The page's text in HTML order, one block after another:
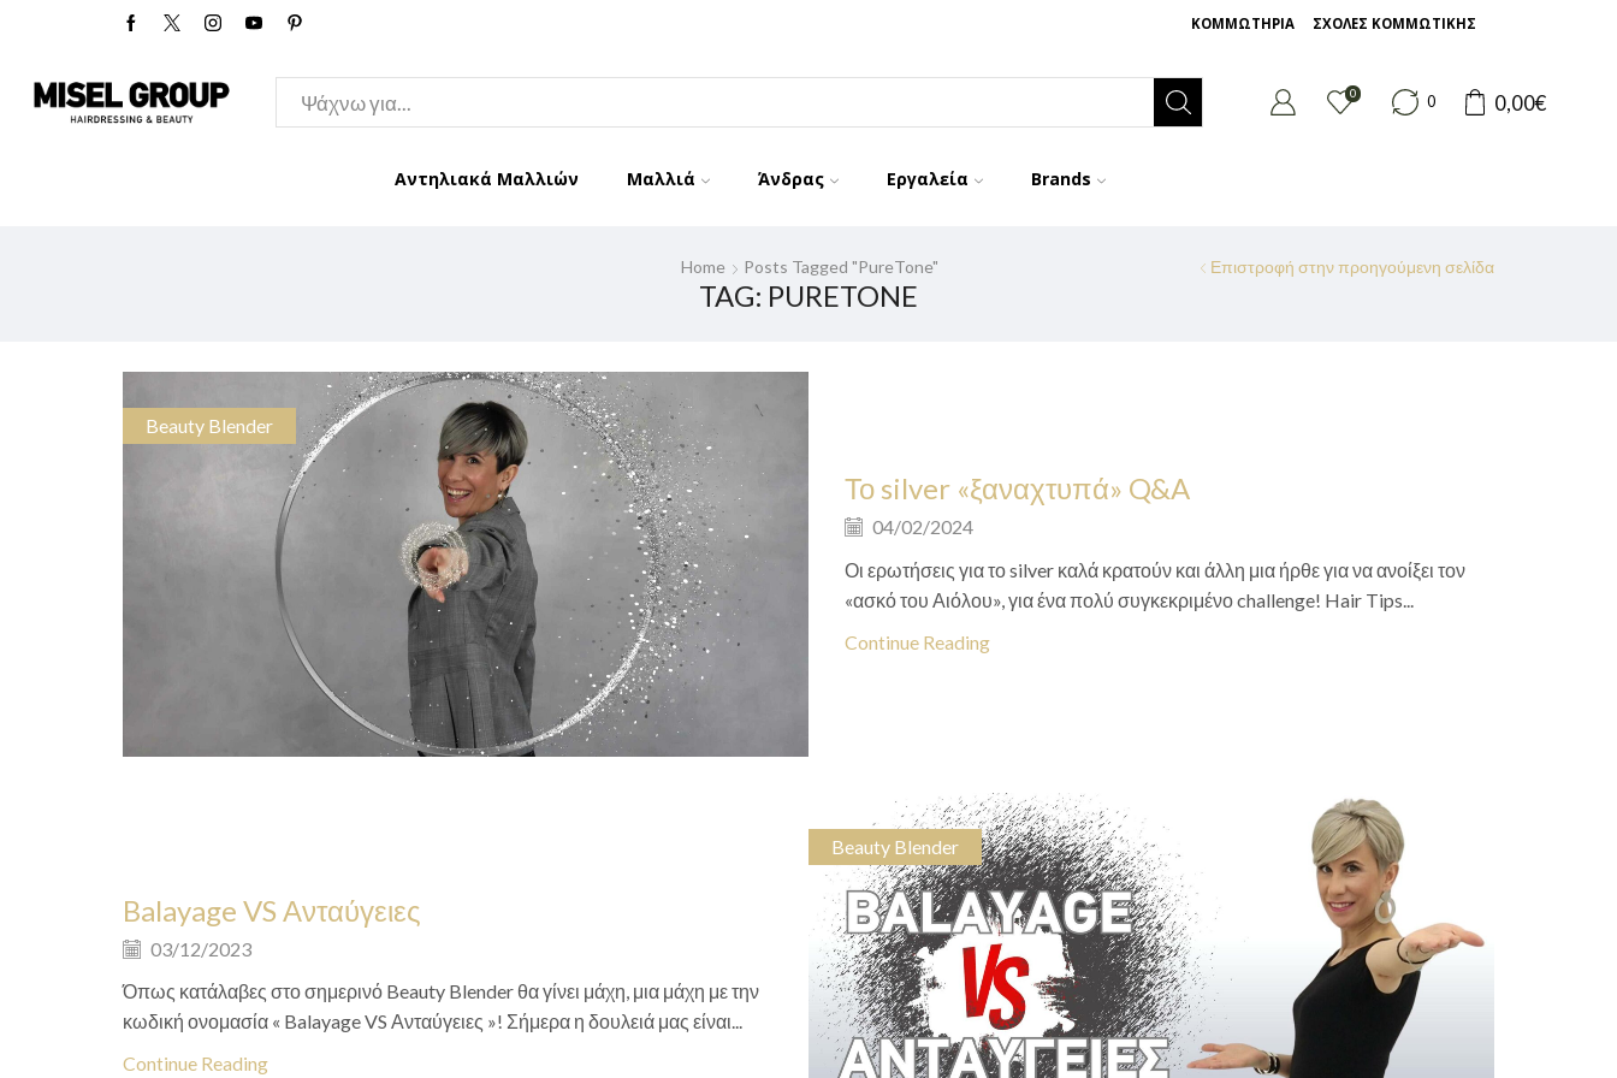
ΚΟΜΜΩΤΗΡΙΑ ΣΧΟΛΕΣ ΚΟΜΜΩΤΙΚΗΣ
0 0 0,00€
Αντηλιακά Μαλλιών Μαλλιά Άνδρας Εργαλεία Brands
Επιστροφή στην προηγούμενη σελίδα
Home Posts Tagged "PureTone"
TAG: PURETONE
Beauty Blender
Το silver «ξαναχτυπά» Q&A
04/02/2024
Οι ερωτήσεις για το silver καλά κρατούν και άλλη μια ήρθε για να ανοίξει τον
«ασκό του Αιόλου», για ένα πολύ συγκεκριμένο challenge! Hair Tips...
Continue Reading
Beauty Blender
Balayage VS Ανταύγειες
03/12/2023
Όπως κατάλαβες στο σημερινό Beauty Blender θα γίνει μάχη, μια μάχη με την
κωδική ονομασία « Balayage VS Ανταύγειες »! Σήμερα η δουλειά μας είναι...
Continue Reading